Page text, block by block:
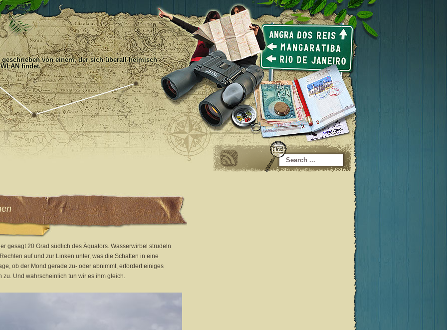
geschrieben von einem, der sich überall heimisch
findet.
gesagt 20 Grad südlich des Äquators. Wasserwirbel strudeln
auf und zur Linken unter, was die Schatten in eine
ob der Mond gerade zu- oder abnimmt, erfordert einiges
zu. Und wahrscheinlich tun wir es ihm gleich.